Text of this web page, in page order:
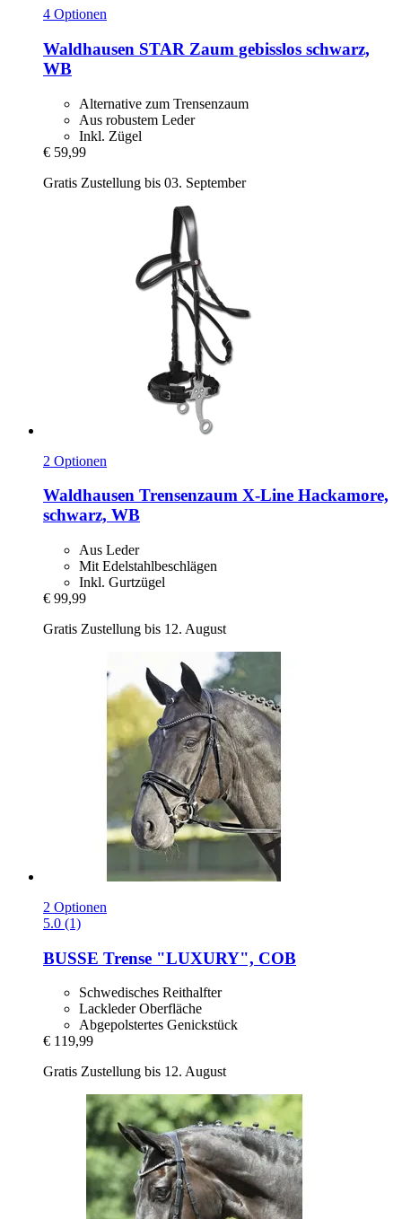
4 Optionen
Waldhausen STAR Zaum gebisslos schwarz,
WB
Alternative zum Trensenzaum
Aus robustem Leder
Inkl. Zügel
€ 59,99
Gratis Zustellung bis 03. September
2 Optionen
Waldhausen Trensenzaum X-​Line Hackamore,
schwarz, WB
Aus Leder
Mit Edelstahlbeschlägen
Inkl. Gurtzügel
€ 99,99
Gratis Zustellung bis 12. August
2 Optionen
5.0 (1)
BUSSE Trense "LUXURY", COB
Schwedisches Reithalfter
Lackleder Oberfläche
Abgepolstertes Genickstück
€ 119,99
Gratis Zustellung bis 12. August